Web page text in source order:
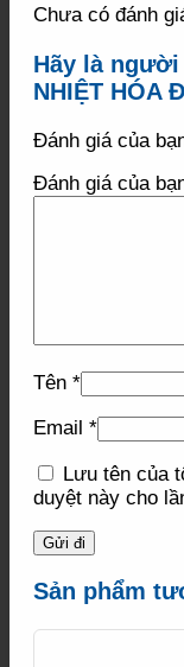
Chưa có đánh
Hãy là người
NHIỆT HÓA
Đánh giá của
Đánh giá của
Tên *
Email *
Lưu tên của
duyệt này cho
Sản phẩm